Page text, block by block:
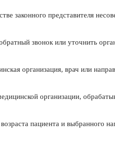
законного представителя
звонок или уточнить
организация, врач или
организации,
пациента и выбранного